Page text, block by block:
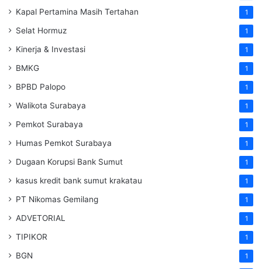
Kapal Pertamina Masih Tertahan 1
Selat Hormuz 1
Kinerja & Investasi 1
BMKG 1
BPBD Palopo 1
Walikota Surabaya 1
Pemkot Surabaya 1
Humas Pemkot Surabaya 1
Dugaan Korupsi Bank Sumut 1
kasus kredit bank sumut krakatau 1
PT Nikomas Gemilang 1
ADVETORIAL 1
TIPIKOR 1
BGN 1